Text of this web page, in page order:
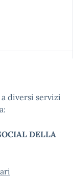
diversi servizi
DELLA